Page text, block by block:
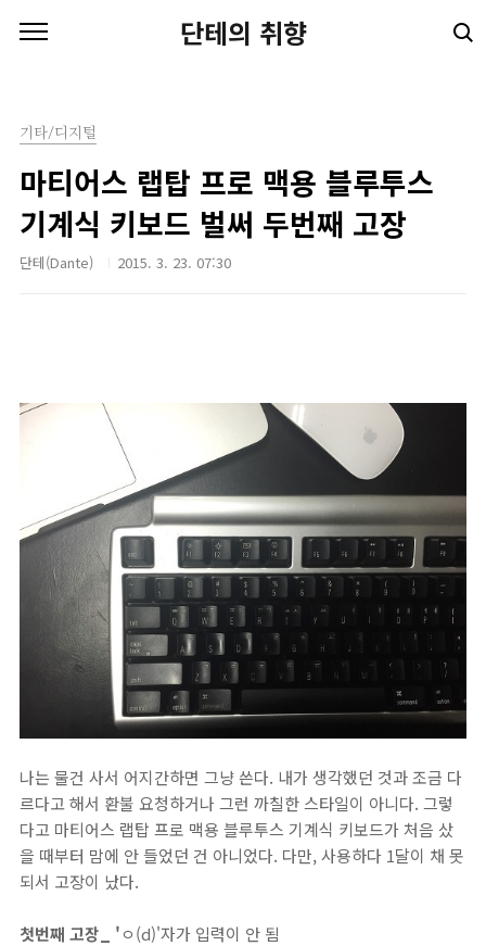
단테의 취향
기타/디지털
마티어스 랩탑 프로 맥용 블루투스
기계식 키보드 벌써 두번째 고장
단테(Dante) 2015. 3. 23. 07:30
나는 물건 사서 어지간하면 그냥 쓴다. 내가 생각했던 것과 조금 다
르다고 해서 환불 요청하거나 그런 까칠한 스타일이 아니다. 그렇
다고 마티어스 랩탑 프로 맥용 블루투스 기계식 키보드가 처음 샀
을 때부터 맘에 안 들었던 건 아니었다. 다만, 사용하다 1달이 채 못
되서 고장이 났다.
첫번째 고장_ 'ㅇ(d)'자가 입력이 안 됨